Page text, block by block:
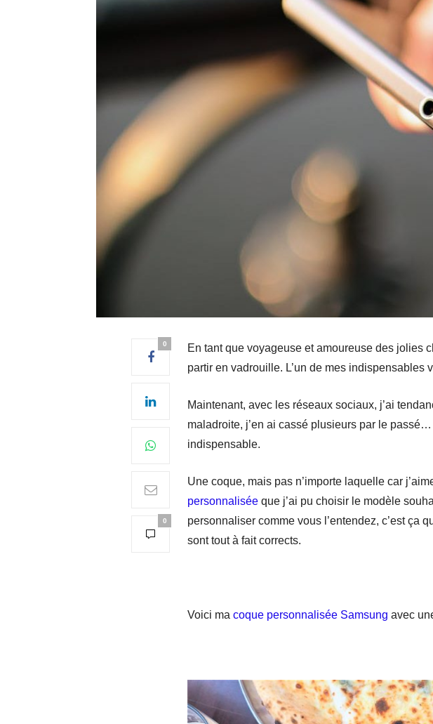
0
0
En tant que voyageuse et amoureuse des jolies
partir en vadrouille. L’un de mes indispensables
Maintenant, avec les réseaux sociaux, j’ai
maladroite, j’en ai cassé plusieurs par le
indispensable.
Une coque, mais pas n’importe laquelle car
personnalisée que j’ai pu choisir le modèle
personnaliser comme vous l’entendez, c’est ça
sont tout à fait corrects.
Voici ma coque personnalisée Samsung avec